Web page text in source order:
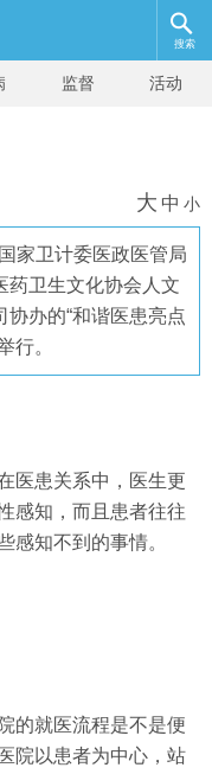
搜索
监督 活动
大 中 小
家卫计委医政医管局
药卫生文化协会人文
办的“和谐医患亮点
行。
医患关系中，医生更
感知，而且患者往往
感知不到的事情。
的就医流程是不是便
院以患者为中心，站